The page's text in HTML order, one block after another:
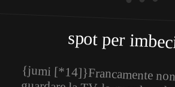
spot per
{jumi [*14]}Francamente
guardare la TV, la guardo
strategici della giornata in cui
altrimenti, quali i pasti oppure di
di amici e parenti oppure, non
fugaci occasioni. Fattostà che